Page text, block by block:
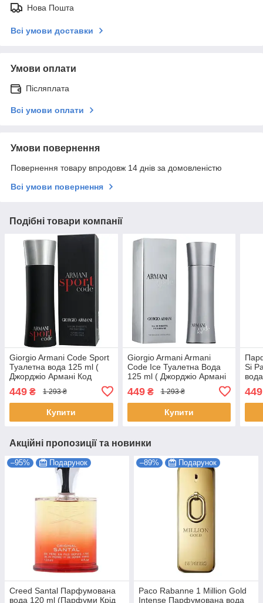
Нова Пошта
Всі умови доставки
Умови оплати
Післяплата
Всі умови оплати
Умови повернення
Повернення товару впродовж 14 днів за домовленістю
Всі умови повернення
Подібні товари компанії
Giorgio Armani Code Sport
Туалетна вода 125 ml (
Джорджіо Армані Код
449 ₴ 1 293 ₴
Купити
Giorgio Armani Armani
Code Ice Туалетна Вода
125 ml ( Джорджіо Армані
449₴ 1 293 ₴
Купити
Si
449
Акційні пропозиції та новинки
–95% Подарунок
Creed Santal Парфумована
вода 120 ml (Парфуми Крід
–89% Подарунок
Paco Rabanne 1 Million Gold
Intense Парфумована вода